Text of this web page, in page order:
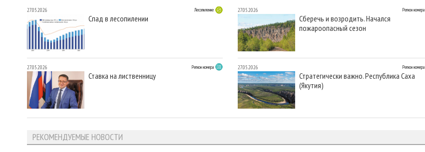
27.05.2026 Лесопиление
Спад в лесопилении
27.05.2026 Регион номера
Ставка на лиственницу
27.05.2026 Регион номера
Сберечь и возродить. Начался
пожароопасный сезон
27.05.2026 Регион номера
Стратегически важно. Республика Саха
(Якутия)
РЕКОМЕНДУЕМЫЕ НОВОСТИ